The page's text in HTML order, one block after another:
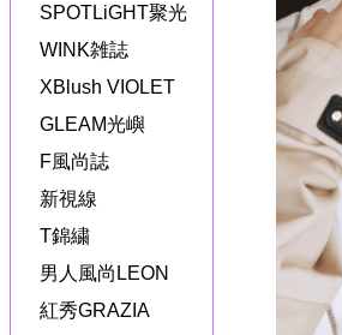
SPOTLiGHT聚光
WINK雑誌
XBlush VIOLET
GLEAM光嶼
F風尚誌
新視線
T錦繍
男人風尚LEON
紅秀GRAZIA